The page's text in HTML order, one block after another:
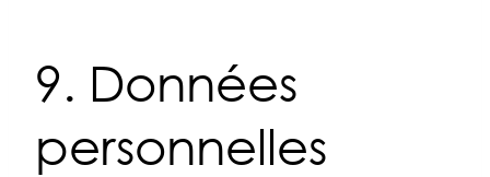
9. Données
personnelles